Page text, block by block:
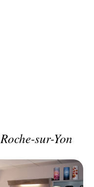
sur-Yon